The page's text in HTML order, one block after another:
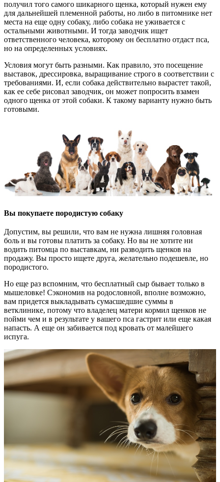
получил того самого шикарного щенка, который нужен ему
для дальнейшей племенной работы, но либо в питомнике нет
места на еще одну собаку, либо собака не уживается с
остальными животными. И тогда заводчик ищет
ответственного человека, которому он бесплатно отдаст пса,
но на определенных условиях.
Условия могут быть разными. Как правило, это посещение
выставок, дрессировка, выращивание строго в соответствии с
требованиями. И, если собака действительно вырастет такой,
как ее себе рисовал заводчик, он может попросить взамен
одного щенка от этой собаки. К такому варианту нужно быть
готовыми.
Вы покупаете породистую собаку
Допустим, вы решили, что вам не нужна лишняя головная
боль и вы готовы платить за собаку. Но вы не хотите ни
водить питомца по выставкам, ни разводить щенков на
продажу. Вы просто ищете друга, желательно подешевле, но
породистого.
Но еще раз вспомним, что бесплатный сыр бывает только в
мышеловке! Сэкономив на родословной, вполне возможно,
вам придется выкладывать сумасшедшие суммы в
ветклинике, потому что владелец матери кормил щенков не
пойми чем и в результате у вашего пса гастрит или еще какая
напасть. А еще он забивается под кровать от малейшего
испуга.